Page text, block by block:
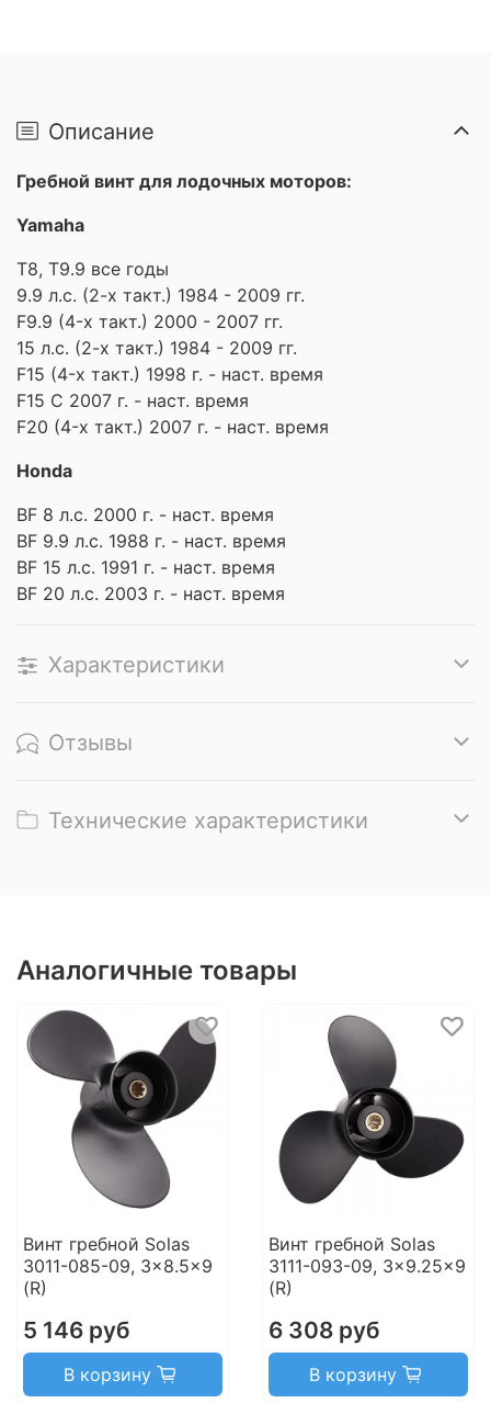
Описание
Гребной винт для лодочных моторов:
Yamaha
T8, T9.9 все годы
9.9 л.с. (2-х такт.) 1984 - 2009 гг.
F9.9 (4-х такт.) 2000 - 2007 гг.
15 л.с. (2-х такт.) 1984 - 2009 гг.
F15 (4-х такт.) 1998 г. - наст. время
F15 C 2007 г. - наст. время
F20 (4-х такт.) 2007 г. - наст. время
Honda
BF 8 л.с. 2000 г. - наст. время
BF 9.9 л.с. 1988 г. - наст. время
BF 15 л.с. 1991 г. - наст. время
BF 20 л.с. 2003 г. - наст. время
Характеристики
Отзывы
Технические характеристики
Аналогичные товары
Винт гребной Solas
3011-085-09, 3x8.5x9
(R)
5 146 руб
В корзину
Винт гребной Solas
3111-093-09, 3x9.25x9
(R)
6 308 руб
В корзину